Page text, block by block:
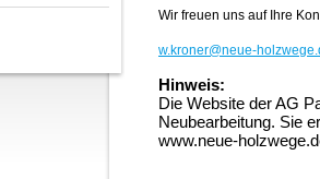
Wir freuen uns auf Ihre
w.kroner@neue-
Hinweis:
Die Website der AG
Neubearbeitung. Sie
www.neue-